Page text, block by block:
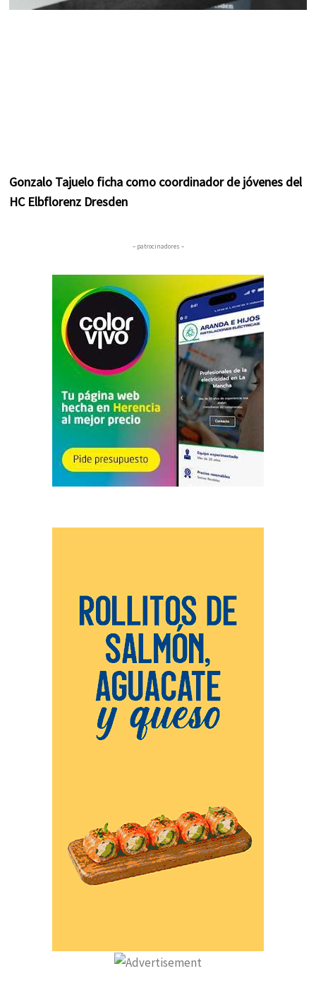
Gonzalo Tajuelo ficha como coordinador de jóvenes del
HC Elbflorenz Dresden
– patrocinadores –